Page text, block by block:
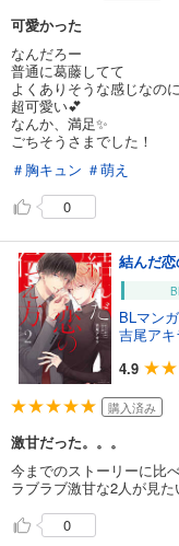
可愛かった
なんだろー
普通に葛藤してて
よくありそうな感じなのに
超可愛い💕
なんか、満足✨
ごちそうさまでした！
＃胸キュン ＃萌え
0
結んだ
BLマンガ
吉尾アキ
4.9
購入済み
激甘だった。。。
今までのストーリーに比
ラブラブ激甘な2人が見
0